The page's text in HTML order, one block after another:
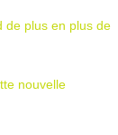
de plus en plus de
nouvelle